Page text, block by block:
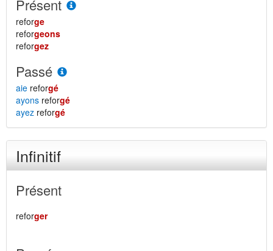
Présent
reforge
reforgeons
reforgez
Passé
aie reforgé
ayons reforgé
ayez reforgé
Infinitif
Présent
reforger